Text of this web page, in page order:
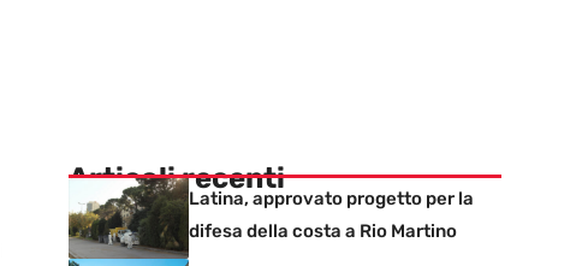
Articoli recenti
Latina, approvato progetto per la
difesa della costa a Rio Martino